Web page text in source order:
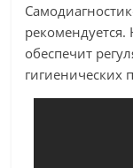
обеспечит
гигиенических